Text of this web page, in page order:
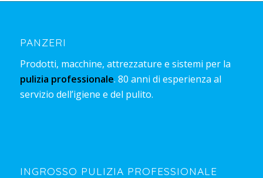
PANZERI
Prodotti, macchine, attrezzature e sistemi per la
pulizia professionale. 80 anni di esperienza al
servizio dell’igiene e del pulito.
INGROSSO PULIZIA PROFESSIONALE